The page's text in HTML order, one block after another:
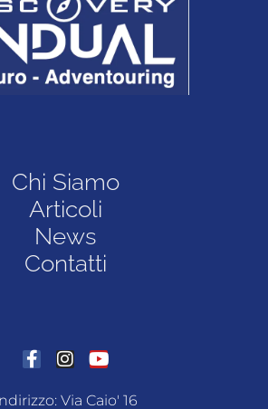
Chi Siamo
Articoli
News
Contatti
Via Caio' 16